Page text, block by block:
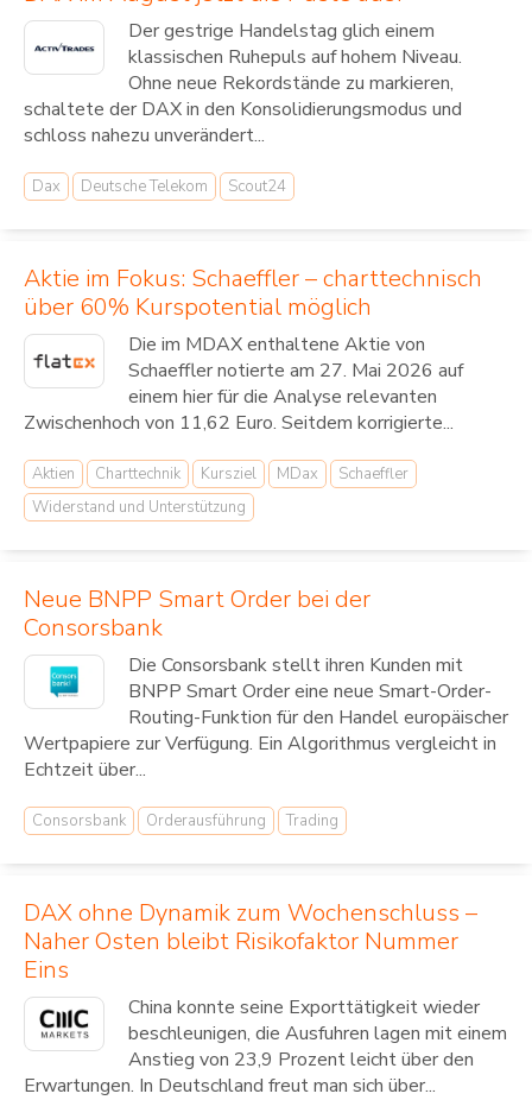
Der gestrige Handelstag glich einem
klassischen Ruhepuls auf hohem Niveau.
Ohne neue Rekordstände zu markieren,
schaltete der DAX in den Konsolidierungsmodus und
schloss nahezu unverändert...
Dax Deutsche Telekom Scout24
Aktie im Fokus: Schaeffler – charttechnisch
über 60% Kurspotential möglich
Die im MDAX enthaltene Aktie von
Schaeffler notierte am 27. Mai 2026 auf
einem hier für die Analyse relevanten
Zwischenhoch von 11,62 Euro. Seitdem korrigierte...
Aktien Charttechnik Kursziel MDax
Schaeffler
Widerstand und Unterstützung
Neue BNPP Smart Order bei der
Consorsbank
Die Consorsbank stellt ihren Kunden mit
BNPP Smart Order eine neue Smart-Order-
Routing-Funktion für den Handel europäischer
Wertpapiere zur Verfügung. Ein Algorithmus vergleicht in
Echtzeit über...
Consorsbank Orderausführung Trading
DAX ohne Dynamik zum Wochenschluss –
Naher Osten bleibt Risikofaktor Nummer
Eins
China konnte seine Exporttätigkeit wieder
beschleunigen, die Ausfuhren lagen mit einem
Anstieg von 23,9 Prozent leicht über den
Erwartungen. In Deutschland freut man sich über...